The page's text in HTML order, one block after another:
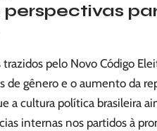
perspectivas
trazidos pelo Novo Código
de gênero e o aumento da
a cultura política brasileira
internas nos partidos à